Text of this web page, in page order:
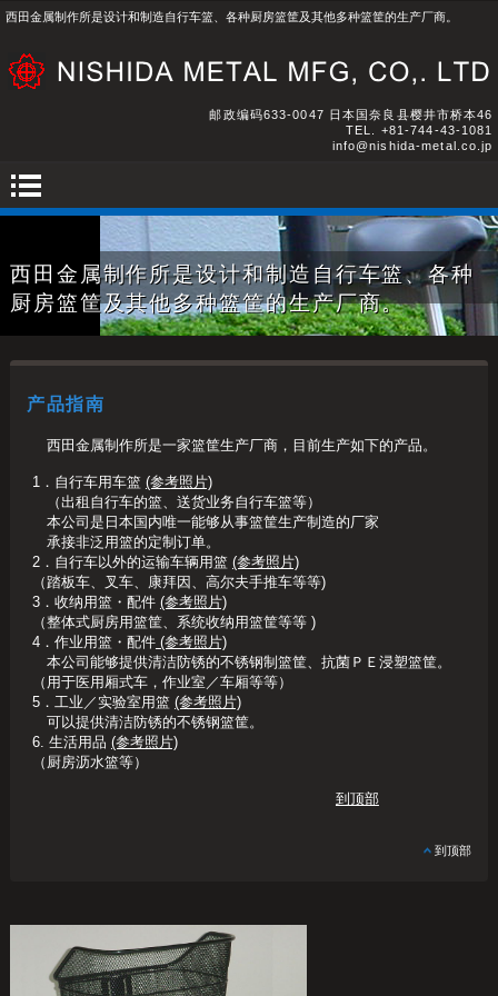
西田金属制作所是设计和制造自行车篮、各种厨房篮筐及其他多种篮筐的生产厂商。
邮政编码633-0047 日本国奈良县樱井市桥本46
TEL. +81-744-43-1081
info@nishida-metal.co.jp
西田金属制作所是设计和制造自行车篮、各种
厨房篮筐及其他多种篮筐的生产厂商。
产品指南
西田金属制作所是一家篮筐生产厂商，目前生产如下的产品。
1． 自行车用车篮 (参考照片)
（出租自行车的篮、送货业务自行车篮等）
本公司是日本国内唯一能够从事篮筐生产制造的厂家
承接非泛用篮的定制订单。
2． 自行车以外的运输车辆用篮 (参考照片)
（踏板车、叉车、康拜因、高尔夫手推车等等)
3． 收纳用篮・配件 (参考照片)
（整体式厨房用篮筐、系统收纳用篮筐等等 )
4． 作业用篮・配件(参考照片)
本公司能够提供清洁防锈的不锈钢制篮筐、抗菌ＰＥ浸塑篮筐。
（用于医用厢式车，作业室／车厢等等）
5． 工业／实验室用篮 (参考照片)
可以提供清洁防锈的不锈钢篮筐。
6. 生活用品 (参考照片)
（厨房沥水篮等）
到顶部
到顶部